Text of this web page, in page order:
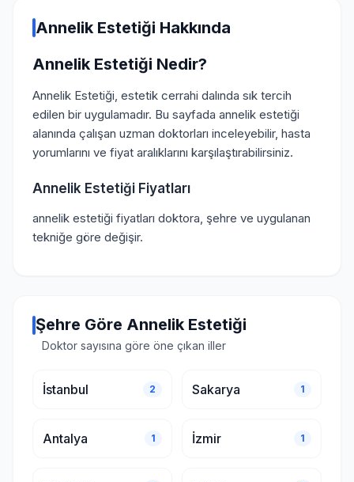
Annelik Estetiği Hakkında
Annelik Estetiği Nedir?
Annelik Estetiği, estetik cerrahi dalında sık tercih
edilen bir uygulamadır. Bu sayfada annelik estetiği
alanında çalışan uzman doktorları inceleyebilir, hasta
yorumlarını ve fiyat aralıklarını karşılaştırabilirsiniz.
Annelik Estetiği Fiyatları
annelik estetiği fiyatları doktora, şehre ve uygulanan
tekniğe göre değişir.
Şehre Göre Annelik Estetiği
Doktor sayısına göre öne çıkan iller
İstanbul 2 Sakarya 1
Antalya 1 İzmir 1